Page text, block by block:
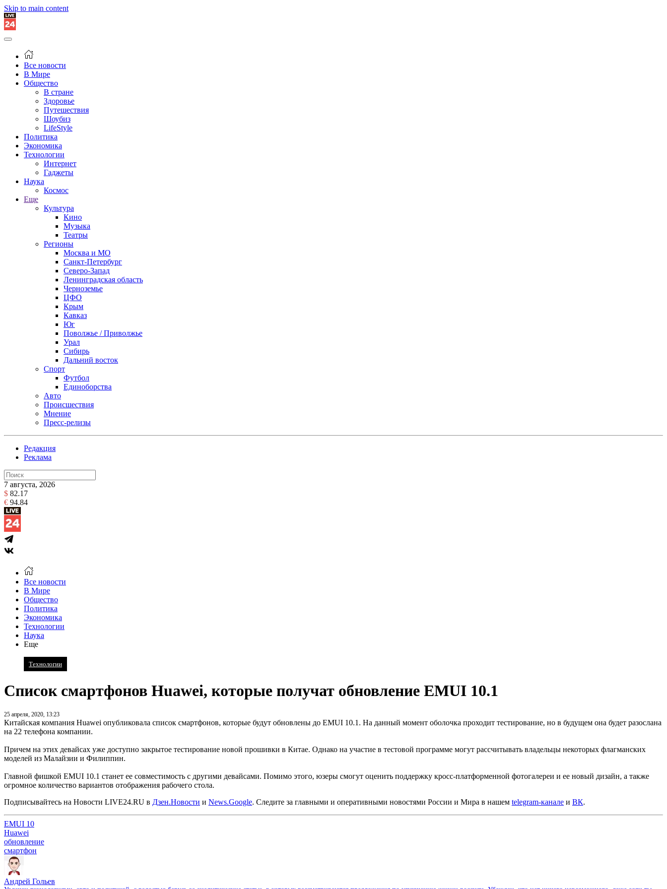
Skip to main content
Все новости
В Мире
Общество
В стране
Здоровье
Путешествия
Шоубиз
LifeStyle
Политика
Экономика
Технологии
Интернет
Гаджеты
Наука
Космос
Еще
Культура
Кино
Музыка
Театры
Регионы
Москва и МО
Санкт-Петербург
Северо-Запад
Ленинградская область
Черноземье
ЦФО
Крым
Кавказ
Юг
Поволжье / Приволжье
Урал
Сибирь
Дальний восток
Спорт
Футбол
Единоборства
Авто
Происшествия
Мнение
Пресс-релизы
Редакция
Реклама
7 августа, 2026
$ 82.17
€ 94.84
Все новости
В Мире
Общество
Политика
Экономика
Технологии
Наука
Еще
Технологии
Список смартфонов Huawei, которые получат обновление EMUI 10.1
25 апреля, 2020, 13:23
Китайская компания Huawei опубликовала список смартфонов, которые будут обновлены до EMUI 10.1. На данный момент оболочка проходит тестирование, но в будущем она будет разослана
на 22 телефона компании.
Причем на этих девайсах уже доступно закрытое тестирование новой прошивки в Китае. Однако на участие в тестовой программе могут рассчитывать владельцы некоторых флагманских
моделей из Малайзии и Филиппин.
Главной фишкой EMUI 10.1 станет ее совместимость с другими девайсами. Помимо этого, юзеры смогут оценить поддержку кросс-платформенной фотогалереи и ее новый дизайн, а также
огромное количество вариантов отображения рабочего стола.
Подписывайтесь на Новости LIVE24.RU в Дзен.Новости и News.Google. Следите за главными и оперативными новостями России и Мира в нашем telegram-канале и ВК.
EMUI 10
Huawei
обновление
смартфон
Андрей Гольев